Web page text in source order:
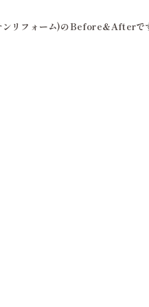
リフォーム)のBefore＆Afterで